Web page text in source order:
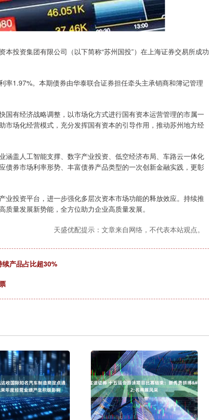
投资集团有限公司（以下简称“苏州国投”）在上海证券交易所成功
1.97%。本期债券由华泰联合证券担任牵头主承销商和簿记管理
有经济战略调整，以市场化方式进行国有资本运营管理的市属一
场化经营模式，充分发挥国有资本的引导作用，推动苏州地方经
盖人工智能支撑、数字产业投资、低空经济布局、车路云一体化
券市场利率形势、丰富债券产品类型的一次创新金融实践，更彰
投资平台，进一步强化多层次资本市场功能的释放效应。持续推
量发展新势能，全方位助力企业高质量发展。
天盛优配提示：文章来自网络，不代表本站观点。
产品占比超30%
1.42% 沪深300 4694.44 43.13